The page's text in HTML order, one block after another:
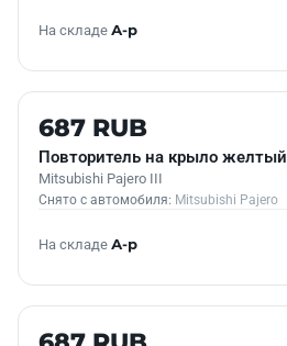
На складе А-р
Б/У В НАЛИЧИИ
687 RUB
Повторитель на крыло желтый
Mitsubishi Pajero III
Снято с автомобиля: Mitsubishi Pajero
На складе А-р
Б/У В НАЛИЧИИ